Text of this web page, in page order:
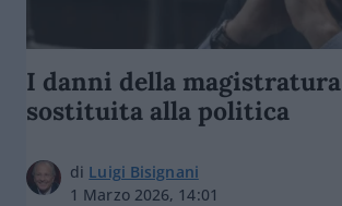
I danni della magistratura
sostituita alla politica
di Luigi Bisignani
1 Marzo 2026, 14:01